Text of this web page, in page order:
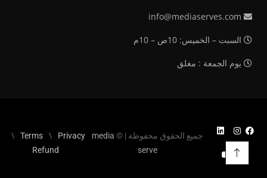
السبت – الخميس: 10ص – 10م
يوم الجمعة : مغلق
جميع الحقوق محفوظة | © media
serve
Privacy
Terms
Refund